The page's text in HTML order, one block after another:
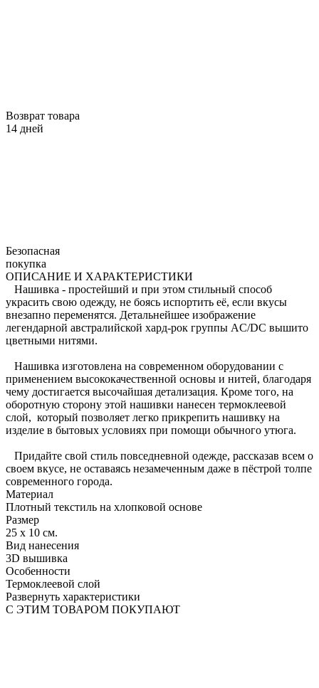
Возврат товара
14 дней
Безопасная
покупка
ОПИСАНИЕ И ХАРАКТЕРИСТИКИ
Нашивка - простейший и при этом стильный способ
украсить свою одежду, не боясь испортить её, если вкусы
внезапно переменятся. Детальнейшее изображение
легендарной австралийской хард-рок группы AC/DC вышито
цветными нитями.
Нашивка изготовлена на современном оборудовании с
применением высококачественной основы и нитей, благодаря
чему достигается высочайшая детализация. Кроме того, на
оборотную сторону этой нашивки нанесен термоклеевой
слой, который позволяет легко прикрепить нашивку на
изделие в бытовых условиях при помощи обычного утюга.
Придайте свой стиль повседневной одежде, рассказав всем о
своем вкусе, не оставаясь незамеченным даже в пёстрой толпе
современного города.
Материал
Плотный текстиль на хлопковой основе
Размер
25 х 10 см.
Вид нанесения
3D вышивка
Особенности
Термоклеевой слой
Развернуть характеристики
С ЭТИМ ТОВАРОМ ПОКУПАЮТ